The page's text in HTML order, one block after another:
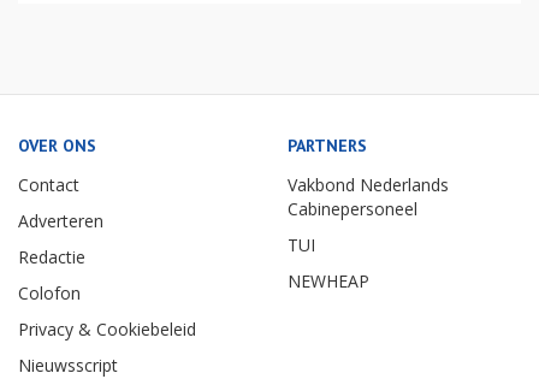
OVER ONS
Contact
Adverteren
Redactie
Colofon
Privacy & Cookiebeleid
Nieuwsscript
PARTNERS
Vakbond Nederlands
Cabinepersoneel
TUI
NEWHEAP